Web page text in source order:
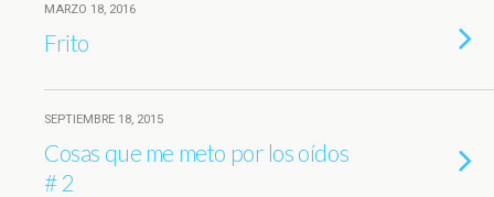
MARZO 18, 2016
Frito
SEPTIEMBRE 18, 2015
Cosas que me meto por los oídos
# 2